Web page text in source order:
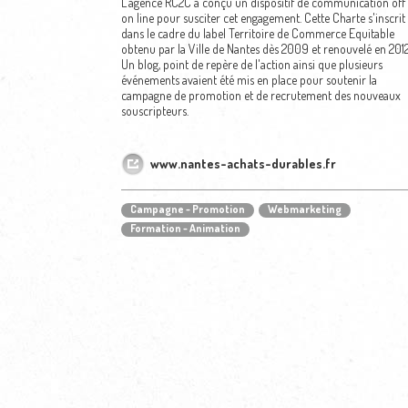
on line pour susciter cet engagement. Cette Charte s'inscrit
dans le cadre du label Territoire de Commerce Equitable
obtenu par la Ville de Nantes dès 2009 et renouvelé en
Un blog, point de repère de l'action ainsi que plusieurs
événements avaient été mis en place pour soutenir la
campagne de promotion et de recrutement des nouveaux
souscripteurs.
www.nantes-achats-durables.fr
Campagne - Promotion
Webmarketing
Formation - Animation